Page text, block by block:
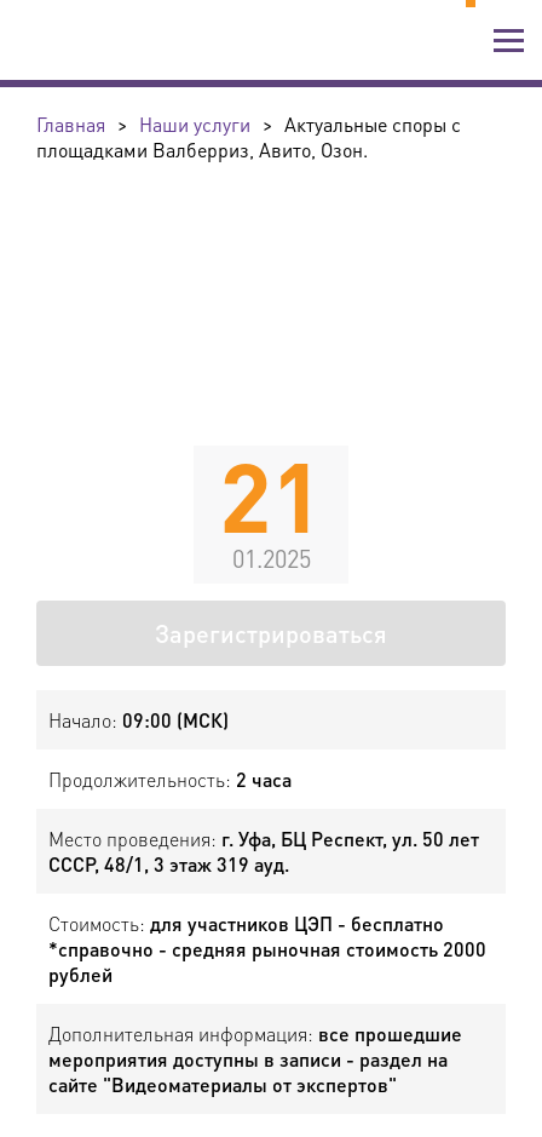
Главная > Наши услуги > Актуальные споры с
площадками Валберриз, Авито, Озон.
21
01.2025
Зарегистрироваться
Начало: 09:00 (МСК)
Продолжительность: 2 часа
Место проведения: г. Уфа, БЦ Респект, ул. 50 лет
СССР, 48/1, 3 этаж 319 ауд.
Стоимость: для участников ЦЭП - бесплатно
*справочно - средняя рыночная стоимость 2000
рублей
Дополнительная информация: все прошедшие
мероприятия доступны в записи - раздел на
сайте "Видеоматериалы от экспертов"